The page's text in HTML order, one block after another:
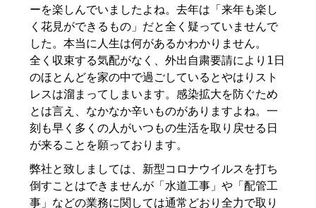
ーを楽しんでいましたよね。去年は「来年も楽し
く花見ができるもの」だと全く疑っていませんで
した。本当に人生は何があるかわかりません。
全く収束する気配がなく、外出自粛要請により1日
のほとんどを家の中で過ごしているとやはりスト
レスは溜まってしまいます。感染拡大を防ぐため
とは言え、なかなか辛いものがありますよね。一
刻も早く多くの人がいつもの生活を取り戻せる日
が来ることを願っております。
弊社と致しましては、新型コロナウイルスを打ち
倒すことはできませんが「水道工事」や「配管工
事」などの業務に関しては通常どおり全力で取り